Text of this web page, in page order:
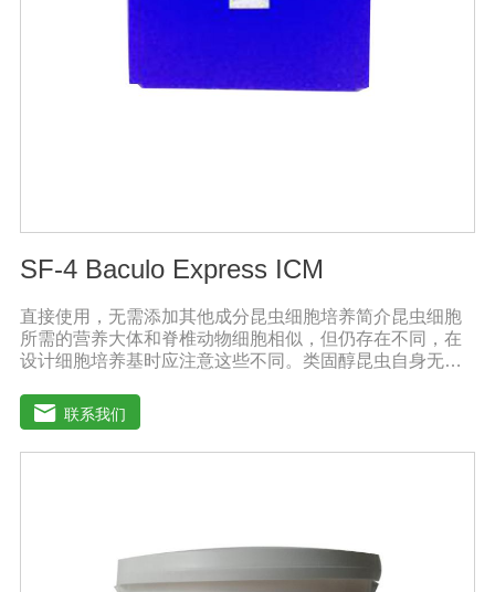
物揭开)。待温度升到45℃(冬季温度升到55C)以上 时开始
一次翻堆, 以后每当堆温达到60℃以上时需进行翘堆, 15-
20天即可达到基本腐熟状态。
SF-4 Baculo Express ICM
直接使用，无需添加其他成分昆虫细胞培养简介昆虫细胞
所需的营养大体和脊椎动物细胞相似，但仍存在不同，在
设计细胞培养基时应注意这些不同。类固醇昆虫自身无法
前体。氨基酸昆虫血液中氨基酸含量很高，培养基中氨基
酸含量也应较高。有机酸昆虫血液中游离有机酸的含量通
常较高，例如：柠檬酸、琥珀酸、草酸和苹果酸等。每只
够在不同的培养环境中保持pH值,例如：暴露在空气中，或
在密闭容器中。昆虫细胞培养基的缓冲物为磷酸钠，并不
联系我们